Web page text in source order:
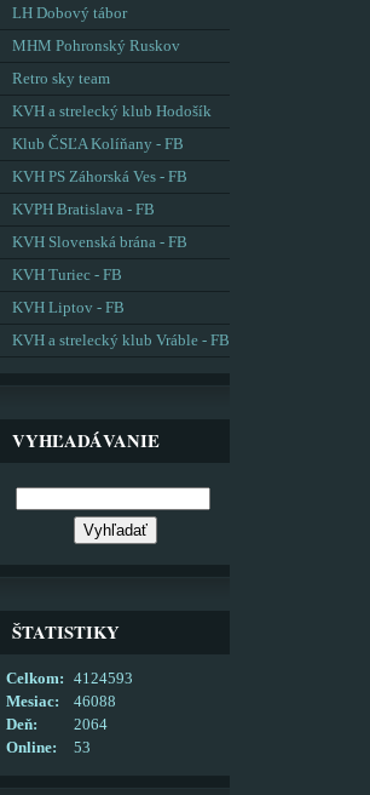
LH Dobový tábor
MHM Pohronský Ruskov
Retro sky team
KVH a strelecký klub Hodošík
Klub ČSĽA Kolíňany - FB
KVH PS Záhorská Ves - FB
KVPH Bratislava - FB
KVH Slovenská brána - FB
KVH Turiec - FB
KVH Liptov - FB
KVH a strelecký klub Vráble - FB
VYHĽADÁVANIE
ŠTATISTIKY
Online: 53
Celkom:
4124593
Mesiac:
46088
Deň:
2064